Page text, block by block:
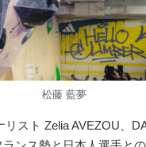
松藤 藍夢
スト Zelia AVEZOU、